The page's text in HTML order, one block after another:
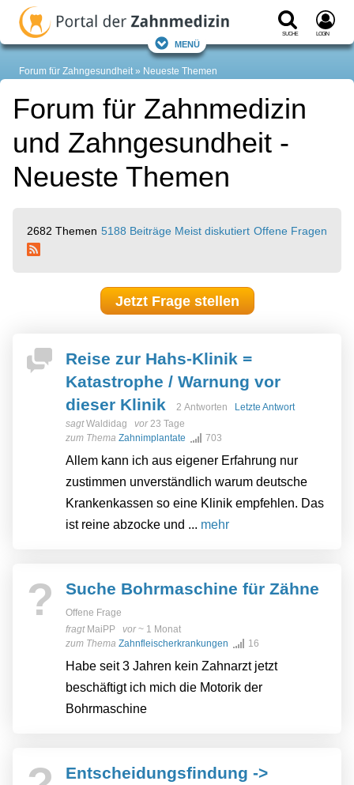
Suche Login
Menü
Forum für Zahngesundheit Neueste Themen
Forum für Zahnmedizin
und Zahngesundheit -
Neueste Themen
2682 Themen 5188 Beiträge Meist diskutiert Offene Fragen
Jetzt Frage stellen
Reise zur Hahs-Klinik =
Katastrophe / Warnung vor
dieser Klinik
2 Antworten
Letzte Antwort
sagtWaldidag vor23 Tage
zum Thema Zahnimplantate 703
Allem kann ich aus eigener Erfahrung nur
zustimmen unverständlich warum deutsche
Krankenkassen so eine Klinik empfehlen. Das
ist reine abzocke und ... mehr
? Suche Bohrmaschine für Zähne
Offene Frage
fragt MaiPP vor~ 1 Monat
zum Thema Zahnfleischerkrankungen 16
Habe seit 3 Jahren kein Zahnarzt jetzt
beschäftigt ich mich die Motorik der
Bohrmaschine
Entscheidungsfindung ->